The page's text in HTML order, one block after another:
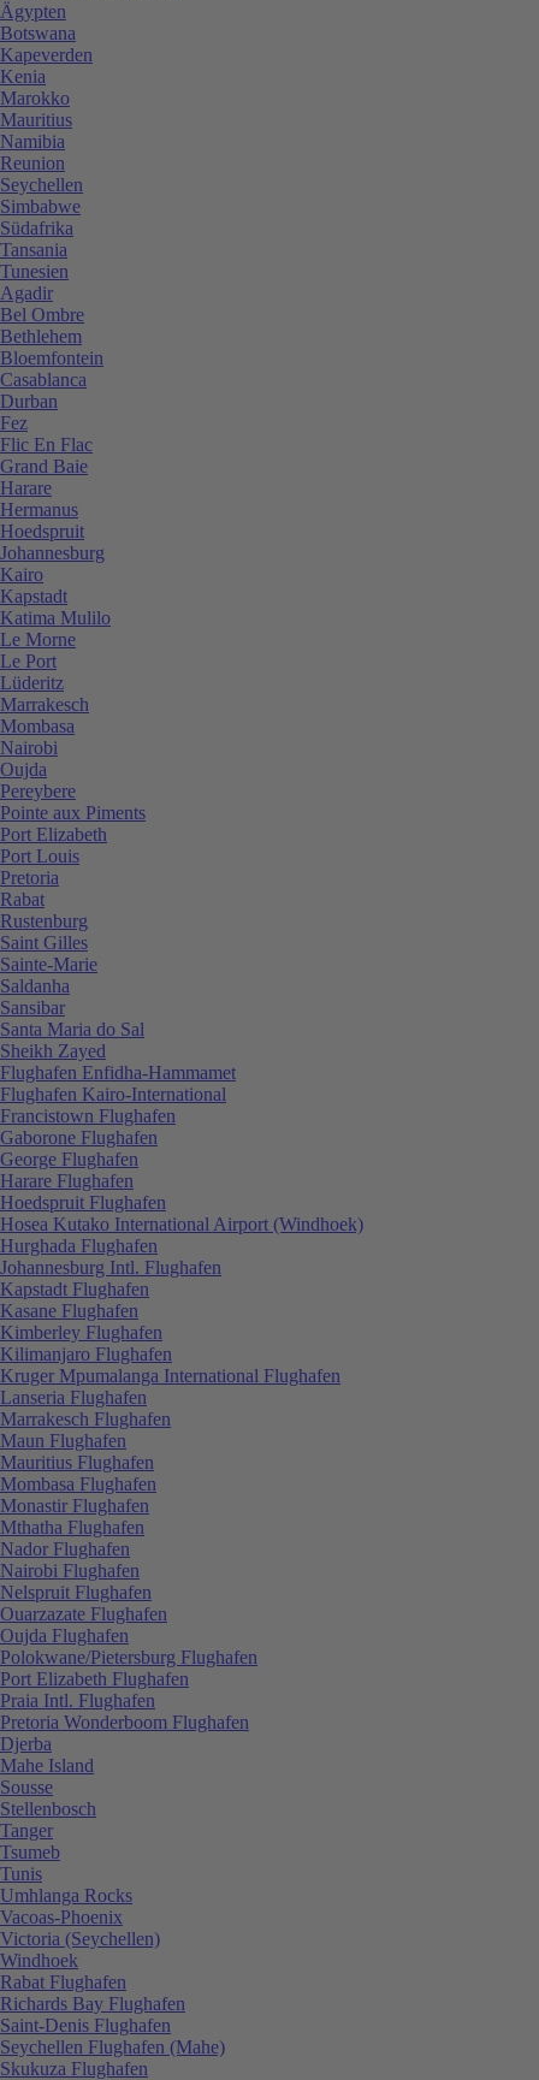
Ägypten
Botswana
Kapeverden
Kenia
Marokko
Mauritius
Namibia
Reunion
Seychellen
Simbabwe
Südafrika
Tansania
Tunesien
Agadir
Bel Ombre
Bethlehem
Bloemfontein
Casablanca
Durban
Fez
Flic En Flac
Grand Baie
Harare
Hermanus
Hoedspruit
Johannesburg
Kairo
Kapstadt
Katima Mulilo
Le Morne
Le Port
Lüderitz
Marrakesch
Mombasa
Nairobi
Oujda
Pereybere
Pointe aux Piments
Port Elizabeth
Port Louis
Pretoria
Rabat
Rustenburg
Saint Gilles
Sainte-Marie
Saldanha
Sansibar
Santa Maria do Sal
Sheikh Zayed
Flughafen Enfidha-Hammamet
Flughafen Kairo-International
Francistown Flughafen
Gaborone Flughafen
George Flughafen
Harare Flughafen
Hoedspruit Flughafen
Hosea Kutako International Airport (Windhoek)
Hurghada Flughafen
Johannesburg Intl. Flughafen
Kapstadt Flughafen
Kasane Flughafen
Kimberley Flughafen
Kilimanjaro Flughafen
Kruger Mpumalanga International Flughafen
Lanseria Flughafen
Marrakesch Flughafen
Maun Flughafen
Mauritius Flughafen
Mombasa Flughafen
Monastir Flughafen
Mthatha Flughafen
Nador Flughafen
Nairobi Flughafen
Nelspruit Flughafen
Ouarzazate Flughafen
Oujda Flughafen
Polokwane/Pietersburg Flughafen
Port Elizabeth Flughafen
Praia Intl. Flughafen
Pretoria Wonderboom Flughafen
Djerba
Mahe Island
Sousse
Stellenbosch
Tanger
Tsumeb
Tunis
Umhlanga Rocks
Vacoas-Phoenix
Victoria (Seychellen)
Windhoek
Rabat Flughafen
Richards Bay Flughafen
Saint-Denis Flughafen
Seychellen Flughafen (Mahe)
Skukuza Flughafen